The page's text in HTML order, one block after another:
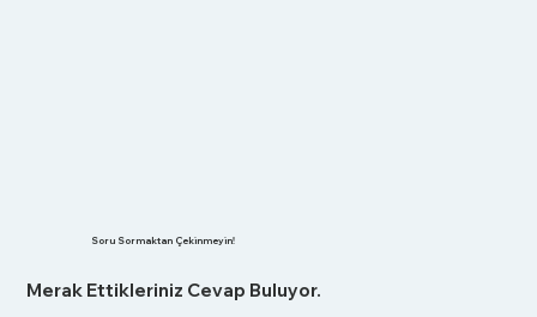
Soru Sormaktan Çekinmeyin!
Merak Ettikleriniz Cevap Buluyor.